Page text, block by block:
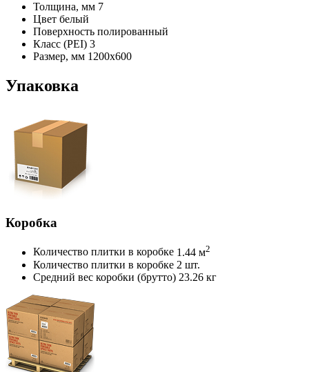
Толщина, мм 7
Цвет белый
Поверхность полированный
Класс (PEI) 3
Размер, мм 1200х600
Упаковка
Коробка
Количество плитки в коробке 1.44 м2
Количество плитки в коробке 2 шт.
Средний вес коробки (брутто) 23.26 кг